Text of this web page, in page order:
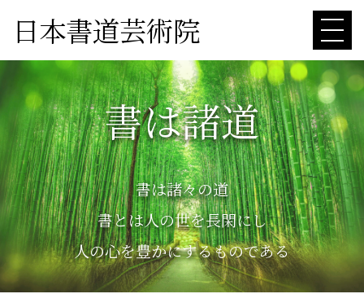
日本書道芸術院
書は諸道
書は諸々の道
書とは人の世を長閑にし
人の心を豊かにするものである